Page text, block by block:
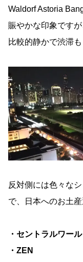
Waldorf Astoria
賑やかな印象です
比較的静かで渋滞
反対側には色々な
で、日本へのお土
・セントラルワー
・ZEN